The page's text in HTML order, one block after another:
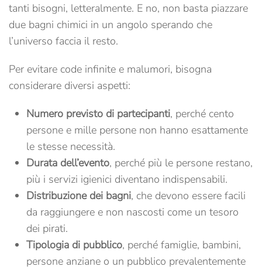
tanti bisogni, letteralmente. E no, non basta piazzare
due bagni chimici in un angolo sperando che
l’universo faccia il resto.
Per evitare code infinite e malumori, bisogna
considerare diversi aspetti:
Numero previsto di partecipanti, perché cento
persone e mille persone non hanno esattamente
le stesse necessità.
Durata dell’evento, perché più le persone restano,
più i servizi igienici diventano indispensabili.
Distribuzione dei bagni, che devono essere facili
da raggiungere e non nascosti come un tesoro
dei pirati.
Tipologia di pubblico, perché famiglie, bambini,
persone anziane o un pubblico prevalentemente